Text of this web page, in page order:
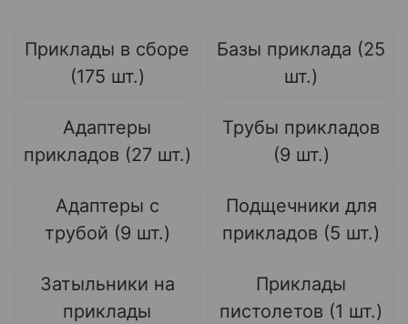
Приклады в сборе
(175 шт.)
Базы приклада (25
шт.)
Адаптеры
прикладов (27 шт.)
Трубы прикладов
(9 шт.)
Адаптеры с
трубой (9 шт.)
Подщечники для
прикладов (5 шт.)
Затыльники на
приклады
Приклады
пистолетов (1 шт.)